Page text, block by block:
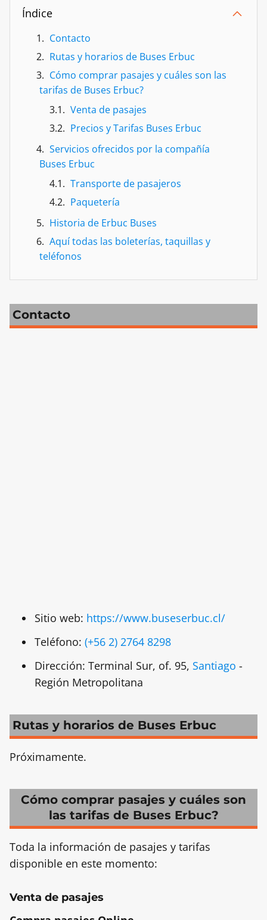
Índice
Contacto
Rutas y horarios de Buses Erbuc
Cómo comprar pasajes y cuáles son las
tarifas de Buses Erbuc?
Venta de pasajes
Precios y Tarifas Buses Erbuc
Servicios ofrecidos por la compañía
Buses Erbuc
Transporte de pasajeros
Paquetería
Historia de Erbuc Buses
Aquí todas las boleterías, taquillas y
teléfonos
Contacto
Sitio web: https://www.buseserbuc.cl/
Teléfono: (+56 2) 2764 8298
Dirección: Terminal Sur, of. 95, Santiago -
Región Metropolitana
Rutas y horarios de Buses Erbuc
Próximamente.
Cómo comprar pasajes y cuáles son
las tarifas de Buses Erbuc?
Toda la información de pasajes y tarifas
disponible en este momento:
Venta de pasajes